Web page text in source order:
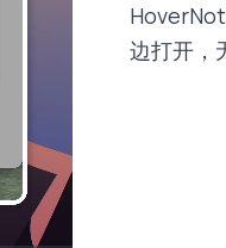
边打开，